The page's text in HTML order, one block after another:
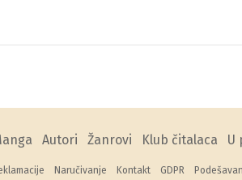
Autori Žanrovi Klub čitalaca U
Naručivanje Kontakt GDPR